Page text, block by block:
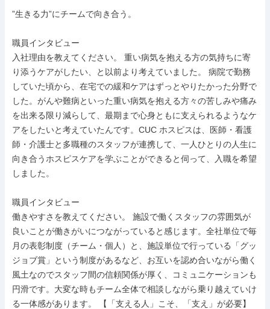
”生きる力”にチームで向き合う。
職員インタビュー
入社理由を教えてください。 重い病気を抱える方の気持ちに寄
り添うケアがしたい、と以前より考えていました。 病院で勤務
していた頃から、在宅での緩和ケアはずっとやりたかった分野で
した。がんや難病といった重い病気を抱える方々の苦しみや痛み
を出来る限り減らして、最期まで心身ともに支えられるようなケ
アをしたいと考えていたんです。CUC ホスピスは、医師・看護
師・介護士と多職種のスタッフが連携して、一人ひとりの人生に
向き合うホスピスケアを学ぶことができると伺って、入職を希望
しました。
職員インタビュー
働きやすさを教えてください。 施設で働くスタッフの雰囲気が
良いことが働きがいにつながっていると感じます。全社単位で毎
月の表彰制度（チーム・個人）と、施設単位で行っている「グッ
ジョブ賞」という制度があるなど、お互いを認め合いながら働く
風土なのでスタッフ間の信頼関係が厚く、コミュニケーションも
円滑です。大変な時もチーム全体で相談しながら乗り越えていけ
る一体感があります。 【「支える人」こそ、「支え」が必要】